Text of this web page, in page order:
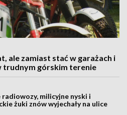
ale zamiast stać w garażach i
trudnym górskim terenie
radiowozy, milicyjne nyski i
żuki znów wyjechały na ulice